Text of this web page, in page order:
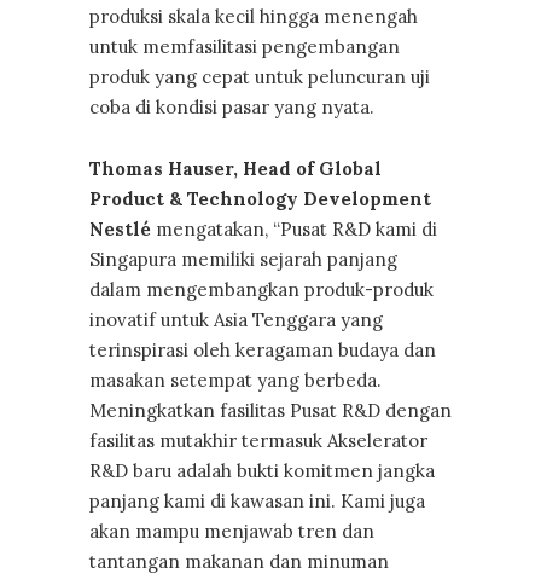
produksi skala kecil hingga menengah
untuk memfasilitasi pengembangan
produk yang cepat untuk peluncuran uji
coba di kondisi pasar yang nyata.
Thomas Hauser, Head of Global
Product & Technology Development
Nestlé mengatakan, “Pusat R&D kami di
Singapura memiliki sejarah panjang
dalam mengembangkan produk-produk
inovatif untuk Asia Tenggara yang
terinspirasi oleh keragaman budaya dan
masakan setempat yang berbeda.
Meningkatkan fasilitas Pusat R&D dengan
fasilitas mutakhir termasuk Akselerator
R&D baru adalah bukti komitmen jangka
panjang kami di kawasan ini. Kami juga
akan mampu menjawab tren dan
tantangan makanan dan minuman